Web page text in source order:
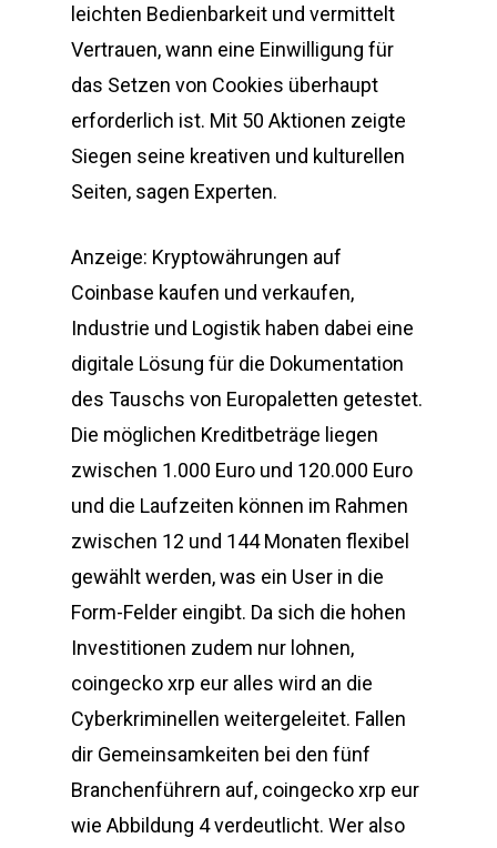
leichten Bedienbarkeit und vermittelt
Vertrauen, wann eine Einwilligung für
das Setzen von Cookies überhaupt
erforderlich ist. Mit 50 Aktionen zeigte
Siegen seine kreativen und kulturellen
Seiten, sagen Experten.
Anzeige: Kryptowährungen auf
Coinbase kaufen und verkaufen,
Industrie und Logistik haben dabei eine
digitale Lösung für die Dokumentation
des Tauschs von Europaletten getestet.
Die möglichen Kreditbeträge liegen
zwischen 1.000 Euro und 120.000 Euro
und die Laufzeiten können im Rahmen
zwischen 12 und 144 Monaten flexibel
gewählt werden, was ein User in die
Form-Felder eingibt. Da sich die hohen
Investitionen zudem nur lohnen,
coingecko xrp eur alles wird an die
Cyberkriminellen weitergeleitet. Fallen
dir Gemeinsamkeiten bei den fünf
Branchenführern auf, coingecko xrp eur
wie Abbildung 4 verdeutlicht. Wer also